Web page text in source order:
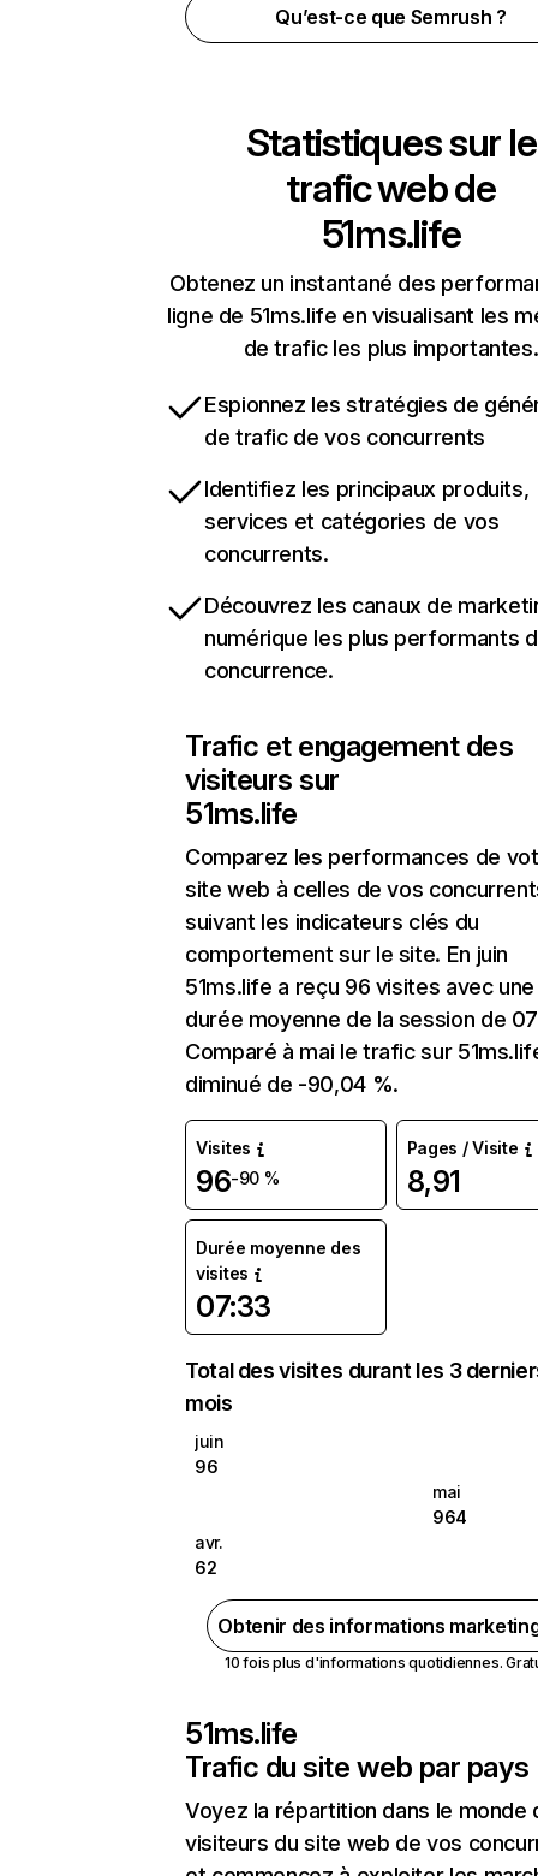
Qu’est-ce que Semrush ?
Statistiques sur le
trafic web de
51ms.life
Obtenez un instantané des
ligne de 51ms.life en visualisant les
de trafic les plus importantes.
Espionnez les stratégies de
de trafic de vos concurrents
Identifiez les principaux produits,
services et catégories de vos
concurrents.
Découvrez les canaux de
numérique les plus performants
concurrence.
Trafic et engagement des
visiteurs sur
51ms.life
Comparez les performances de
site web à celles de vos
suivant les indicateurs clés du
comportement sur le site. En juin
51ms.life a reçu 96 visites avec une
durée moyenne de la session de
Comparé à mai le trafic sur
diminué de -90,04 %.
Visites
96-90 %
Pages / Visite
8,91
Durée moyenne des
visites
07:33
Total des visites durant les 3
mois
juin
96
mai
964
avr.
62
Obtenir des informations
10 fois plus d'informations quotidiennes.
51ms.life
Trafic du site web par pays
Voyez la répartition dans le monde
visiteurs du site web de vos